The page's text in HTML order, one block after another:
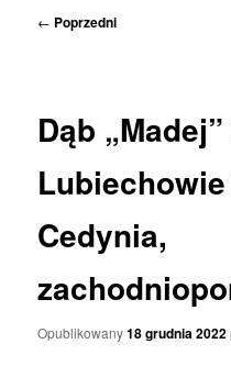
Nawigacja
← Poprzedni
Dąb
Cedynia,
Opublikowany18 grudnia 2022